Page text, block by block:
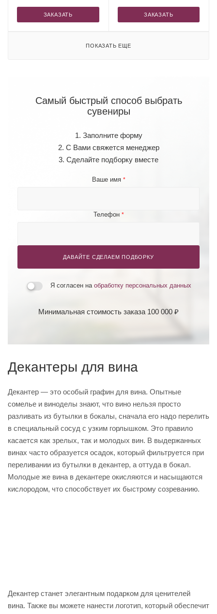
ЗАКАЗАТЬ ЗАКАЗАТЬ
ПОКАЗАТЬ ЕЩЕ
Самый быстрый способ выбрать
сувениры
1. Заполните форму
2. С Вами свяжется менеджер
3. Сделайте подборку вместе
Ваше имя *
Телефон *
ДАВАЙТЕ СДЕЛАЕМ ПОДБОРКУ
Я согласен на обработку персональных данных
Минимальная стоимость заказа 100 000 ₽
Декантеры для вина
Декантер — это особый графин для вина. Опытные
сомелье и виноделы знают, что вино нельзя просто
разливать из бутылки в бокалы, сначала его надо перелить
в специальный сосуд с узким горлышком. Это правило
касается как зрелых, так и молодых вин. В выдержанных
винах часто образуется осадок, который фильтруется при
переливании из бутылки в декантер, а оттуда в бокал.
Молодые же вина в декантере окисляются и насыщаются
кислородом, что способствует их быстрому созреванию.
Декантер станет элегантным подарком для ценителей
вина. Также вы можете нанести логотип, который обеспечит